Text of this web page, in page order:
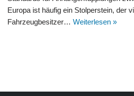
Europa ist häufig ein Stolperstein, der
Fahrzeugbesitzer… Weiterlesen »